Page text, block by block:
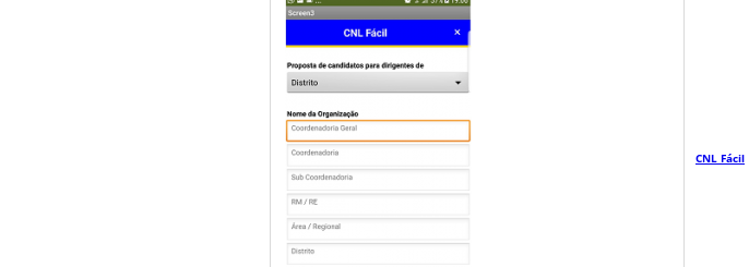
CNL Fácil